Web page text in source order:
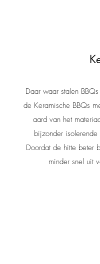
Daar waar stalen
de Keramische BBQs
aard van het
bijzonder
Doordat de hitte
minder snel uit